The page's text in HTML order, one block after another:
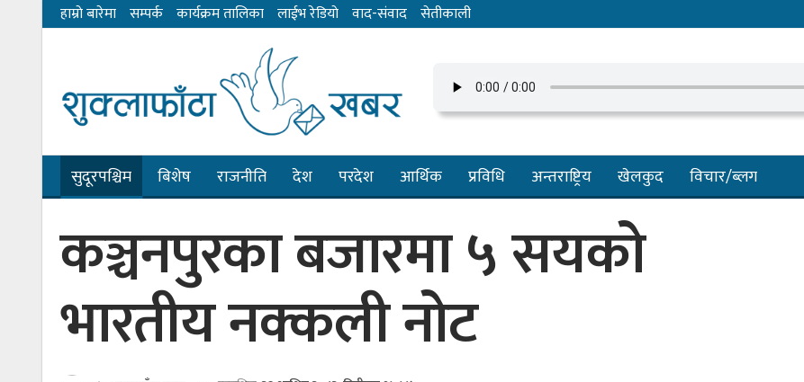
हाम्राे बारेमा सम्पर्क कार्यक्रम तालिका लाईभ रेडियाे वाद-संवाद सेतीकाली
सुदूरपश्चिम बिशेष राजनीति देश परदेश आर्थिक प्रविधि अन्तराष्ट्रिय खेलकुद विचार/ब्लग
कञ्चनपुरका बजारमा ५ सयको
भारतीय नक्कली नोट